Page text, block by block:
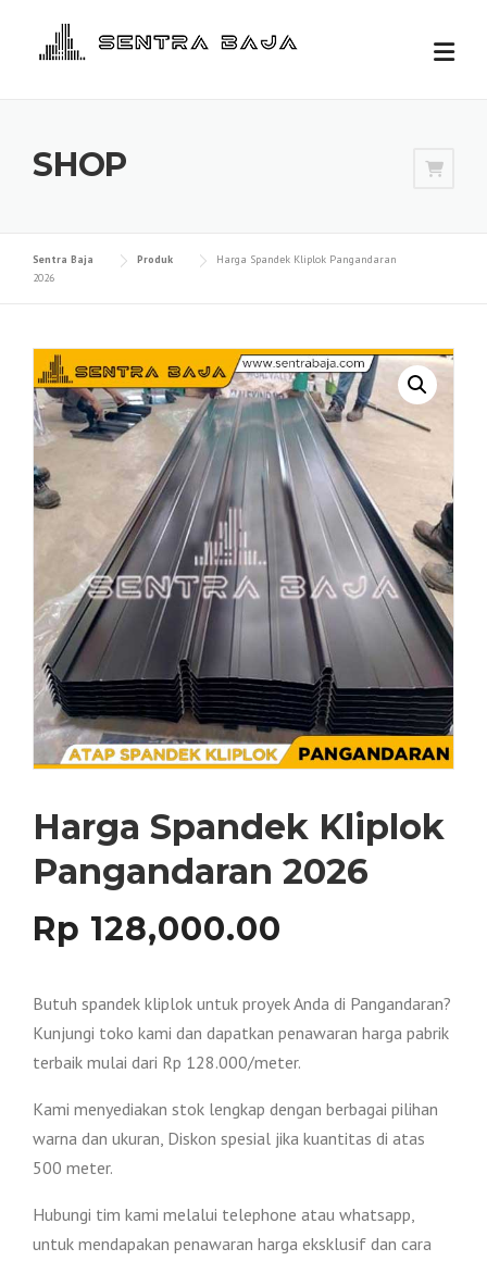
SHOP
Sentra Baja Produk
Harga Spandek Kliplok Pangandaran
2026
Harga Spandek Kliplok
Pangandaran 2026
Rp 128,000.00
Butuh spandek kliplok untuk proyek Anda di Pangandaran?
Kunjungi toko kami dan dapatkan penawaran harga pabrik
terbaik mulai dari Rp 128.000/meter.
Kami menyediakan stok lengkap dengan berbagai pilihan
warna dan ukuran, Diskon spesial jika kuantitas di atas
500 meter.
Hubungi tim kami melalui telephone atau whatsapp,
untuk mendapakan penawaran harga eksklusif dan cara